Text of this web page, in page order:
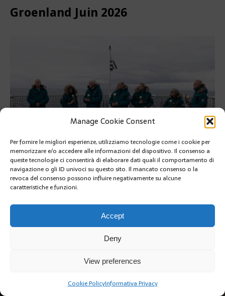
Manage Cookie Consent
Per fornire le migliori esperienze, utilizziamo tecnologie come i cookie per
memorizzare e/o accedere alle informazioni del dispositivo. Il consenso a
queste tecnologie ci consentirà di elaborare dati quali il comportamento di
navigazione o gli ID univoci su questo sito. Il mancato consenso o la
revoca del consenso possono influire negativamente su alcune
caratteristiche e funzioni.
Accept
Deny
View preferences
Cookie PolicyInformativa Privacy
Groenland Juin 2026
Photo Cedou